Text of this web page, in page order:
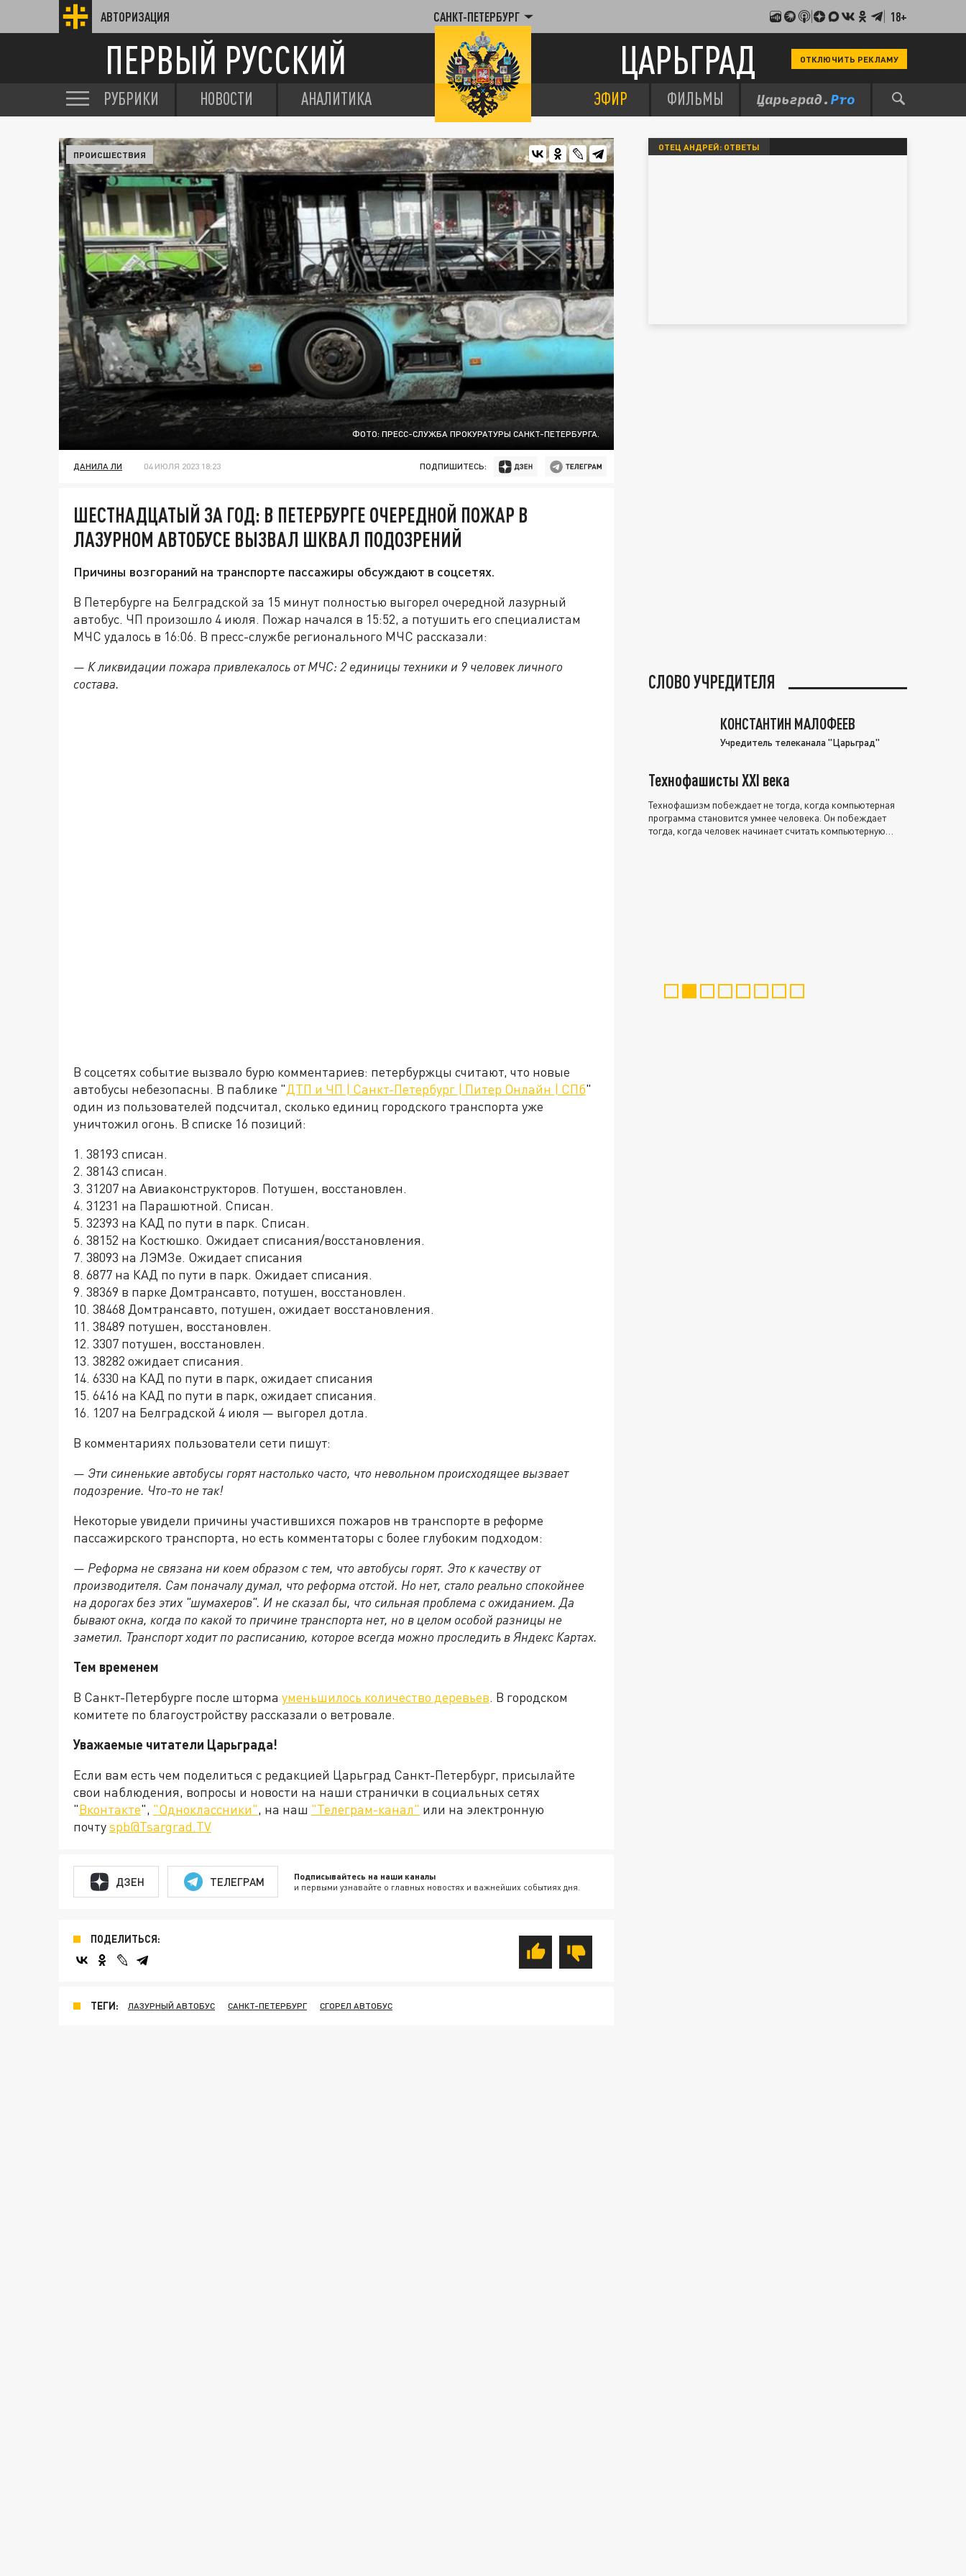
АВТОРИЗАЦИЯ САНКТ-ПЕТЕРБУРГ 18+
ПЕРВЫЙ РУССКИЙ ЦАРЬГРАД ОТКЛЮЧИТЬ РЕКЛАМУ
РУБРИКИ НОВОСТИ АНАЛИТИКА ЭФИР ФИЛЬМЫ
ФОТО: ПРЕСС-СЛУЖБА ПРОКУРАТУРЫ САНКТ-ПЕТЕРБУРГА.
ПРОИСШЕСТВИЯ
ДАНИЛА ЛИ 04 ИЮЛЯ 2023 18:23 ПОДПИШИТЕСЬ:
ШЕСТНАДЦАТЫЙ ЗА ГОД: В ПЕТЕРБУРГЕ ОЧЕРЕДНОЙ ПОЖАР В
ЛАЗУРНОМ АВТОБУСЕ ВЫЗВАЛ ШКВАЛ ПОДОЗРЕНИЙ
Причины возгораний на транспорте пассажиры обсуждают в соцсетях.
В Петербурге на Белградской за 15 минут полностью выгорел очередной лазурный
автобус. ЧП произошло 4 июля. Пожар начался в 15:52, а потушить его специалистам
МЧС удалось в 16:06. В пресс-службе регионального МЧС рассказали:
— К ликвидации пожара привлекалось от МЧС: 2 единицы техники и 9 человек личного
состава.
В соцсетях событие вызвало бурю комментариев: петербуржцы считают, что новые
автобусы небезопасны. В паблике "ДТП и ЧП | Санкт-Петербург | Питер Онлайн | СПб"
один из пользователей подсчитал, сколько единиц городского транспорта уже
уничтожил огонь. В списке 16 позиций:
1. 38193 списан.
2. 38143 списан.
3. 31207 на Авиаконструкторов. Потушен, восстановлен.
4. 31231 на Парашютной. Списан.
5. 32393 на КАД по пути в парк. Списан.
6. 38152 на Костюшко. Ожидает списания/восстановления.
7. 38093 на ЛЭМЗе. Ожидает списания
8. 6877 на КАД по пути в парк. Ожидает списания.
9. 38369 в парке Домтрансавто, потушен, восстановлен.
10. 38468 Домтрансавто, потушен, ожидает восстановления.
11. 38489 потушен, восстановлен.
12. 3307 потушен, восстановлен.
13. 38282 ожидает списания.
14. 6330 на КАД по пути в парк, ожидает списания
15. 6416 на КАД по пути в парк, ожидает списания.
16. 1207 на Белградской 4 июля — выгорел дотла.
В комментариях пользователи сети пишут:
— Эти синенькие автобусы горят настолько часто, что невольном происходящее вызвает
подозрение. Что-то не так!
Некоторые увидели причины участившихся пожаров нв транспорте в реформе
пассажирского транспорта, но есть комментаторы с более глубоким подходом:
— Реформа не связана ни коем образом с тем, что автобусы горят. Это к качеству от
производителя. Сам поначалу думал, что реформа отстой. Но нет, стало реально спокойнее
на дорогах без этих "шумахеров". И не сказал бы, что сильная проблема с ожиданием. Да
бывают окна, когда по какой то причине транспорта нет, но в целом особой разницы не
заметил. Транспорт ходит по расписанию, которое всегда можно проследить в Яндекс Картах.
Тем временем
В Санкт-Петербурге после шторма уменьшилось количество деревьев. В городском
комитете по благоустройству рассказали о ветровале.
Уважаемые читатели Царьграда!
Если вам есть чем поделиться с редакцией Царьград Санкт-Петербург, присылайте
свои наблюдения, вопросы и новости на наши странички в социальных сетях
"Вконтакте", "Одноклассники", на наш "Телеграм-канал" или на электронную
почтуspb@Tsargrad.TV
ДЗЕН ТЕЛЕГРАМ Подписывайтесь на наши каналы
и первыми узнавайте о главных новостях и важнейших событиях дня.
ПОДЕЛИТЬСЯ:
ТЕГИ: ЛАЗУРНЫЙ АВТОБУС САНКТ-ПЕТЕРБУРГ СГОРЕЛ АВТОБУС
ОТЕЦ АНДРЕЙ: ОТВЕТЫ
СЛОВО УЧРЕДИТЕЛЯ
КОНСТАНТИН МАЛОФЕЕВ
Учредитель телеканала "Царьград"
Технофашисты XXI века
Технофашизм побеждает не тогда, когда компьютерная
программа становится умнее человека. Он побеждает
тогда, когда человек начинает считать компьютерную